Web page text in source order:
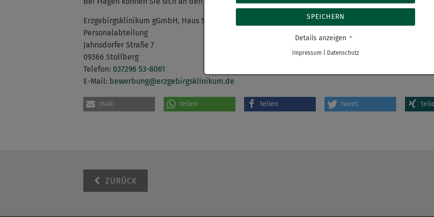
Erzgebirgsklinikum gGmbH, Haus Stollberg
Personalabteilung
Jahnsdorfer Straße 7
09366 Stollberg
Telefon: 037296 53-8061
E-Mail: bewerbung@erzgebirgsklinikum.de
mail teilen teilen tweet
ZURÜCK
SPEICHERN
Details anzeigen
Impressum Datenschutz